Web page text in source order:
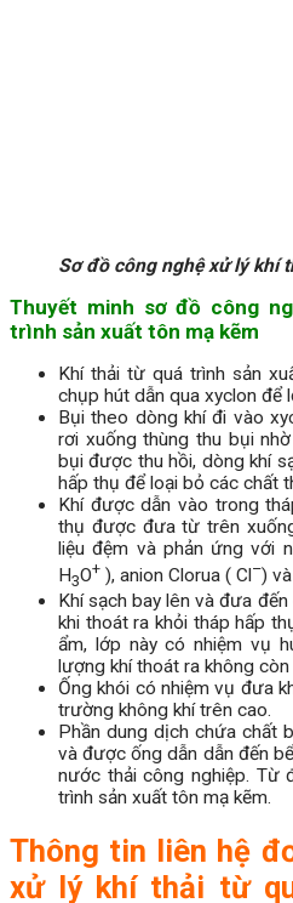
Sơ đồ công nghệ xử lý khí
Thuyết minh sơ đồ công
trình sản xuất tôn mạ kẽm
Khí thải từ quá trình sản
chụp hút dẫn qua xyclon để
Bụi theo dòng khí đi vào
rơi xuống thùng thu bụi
bụi được thu hồi, dòng khí
hấp thụ để loại bỏ các chất
Khí được dẫn vào trong
thụ được đưa từ trên
liệu đệm và phản ứng với
H3O+ ), anion Clorua ( Cl–)
Khí sạch bay lên và đưa
khi thoát ra khỏi tháp hấp
ẩm, lớp này có nhiệm vụ
lượng khí thoát ra không
Ống khói có nhiệm vụ đưa
trường không khí trên cao.
Phần dung dịch chứa chất
và được ống dẫn dẫn đến
nước thải công nghiệp. Từ
trình sản xuất tôn mạ kẽm.
Thông tin liên hệ
xử lý khí thải từ